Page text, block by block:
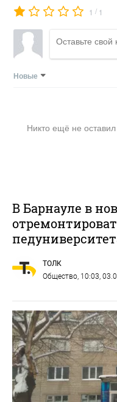
1 / 1
Новые
Никто ещё не
В Барнауле в
ТОЛК
Общество , 10:03,